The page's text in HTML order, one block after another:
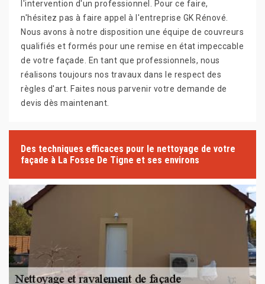
l'intervention d'un professionnel. Pour ce faire,
n'hésitez pas à faire appel à l'entreprise GK Rénové.
Nous avons à notre disposition une équipe de couvreurs
qualifiés et formés pour une remise en état impeccable
de votre façade. En tant que professionnels, nous
réalisons toujours nos travaux dans le respect des
règles d'art. Faites nous parvenir votre demande de
devis dès maintenant.
Des techniques efficaces pour le nettoyage de votre
façade à La Fosse De Tigne et ses environs